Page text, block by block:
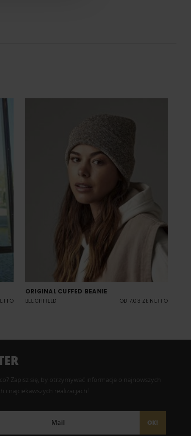
ORIGINAL CUFFED BEANIE
BEECHFIELD OD 7.03 ZŁ NETTO
Zapisz się, by otrzymywać informacje o najnowszych
i najciekawszych realizacjach!
Mail OK!